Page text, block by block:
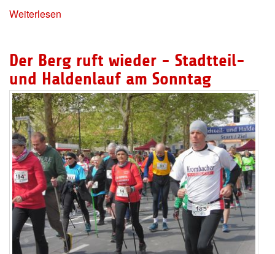
Weiterlesen
Der Berg ruft wieder - Stadtteil-
und Haldenlauf am Sonntag